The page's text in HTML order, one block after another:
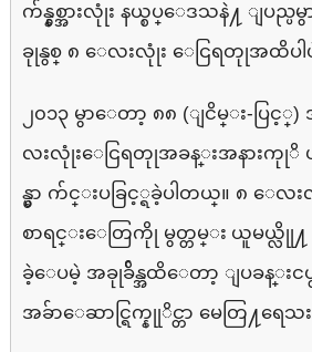
က်န္နွစ္အားလုုံး နယ္စပ္ေဒသနဲ႔ ျပည္ပ
ခုုနွစ္ ၈ ေလးလုုံး ေငြရတုုအထိပါ
၂၀၁၃ မွာေတာ့ ၈၈ (ျငိမ္း- ပြင့္)
လးလုုံးေငြရတုုအခန္းအနားကုုိ
န္မွာ က်င္းပခြင့္ရခဲ့ပါတယ္။ ၈ ေလး
စာရင္းေတြကိုု မွတ္တမ္း ယူမယ္လိုု႔
ခဲ့ေပမဲ့ အခုုခ်ိန္အထိေတာ့ ျပခန္းင
အခ်ာေဆာင္ရြက္နုုိင္ မေတြ႔ရေသး